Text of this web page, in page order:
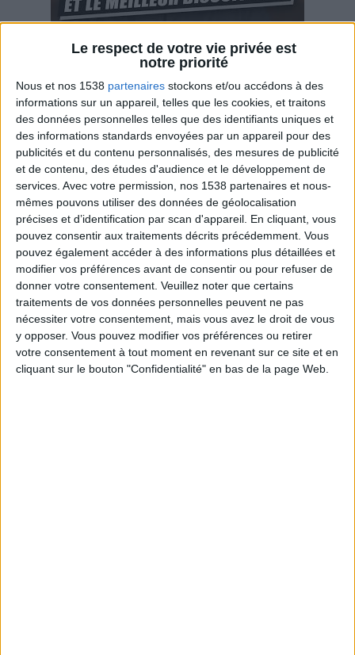
Le respect de votre vie privée est
notre priorité
Nous et nos 1538 partenaires stockons et/ou accédons à des
informations sur un appareil, telles que les cookies, et traitons
des données personnelles telles que des identifiants uniques et
des informations standards envoyées par un appareil pour des
publicités et du contenu personnalisés, des mesures de publicité
et de contenu, des études d'audience et le développement de
services. Avec votre permission, nos 1538 partenaires et nous-
mêmes pouvons utiliser des données de géolocalisation
précises et d’identification par scan d'appareil. En cliquant, vous
pouvez consentir aux traitements décrits précédemment. Vous
pouvez également accéder à des informations plus détaillées et
modifier vos préférences avant de consentir ou pour refuser de
donner votre consentement. Veuillez noter que certains
traitements de vos données personnelles peuvent ne pas
nécessiter votre consentement, mais vous avez le droit de vous
y opposer. Vous pouvez modifier vos préférences ou retirer
votre consentement à tout moment en revenant sur ce site et en
cliquant sur le bouton "Confidentialité" en bas de la page Web.
Savane, LU, Pepito, Harrys... Que valent vraiment
ces gâteaux ?
Webinaires en direct Voir tout
Peut-on remplacer la viande par des féculents ?
Consultation diététique du 05/08/2026